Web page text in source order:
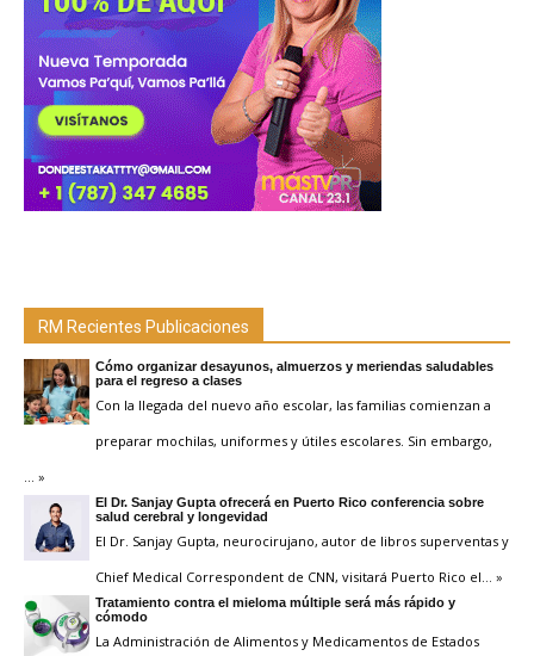
RM Recientes Publicaciones
Cómo organizar desayunos, almuerzos y meriendas saludables
para el regreso a clases
Con la llegada del nuevo año escolar, las familias comienzan a
preparar mochilas, uniformes y útiles escolares. Sin embargo,
… »
El Dr. Sanjay Gupta ofrecerá en Puerto Rico conferencia sobre
salud cerebral y longevidad
El Dr. Sanjay Gupta, neurocirujano, autor de libros superventas y
Chief Medical Correspondent de CNN, visitará Puerto Rico el … »
Tratamiento contra el mieloma múltiple será más rápido y
cómodo
La Administración de Alimentos y Medicamentos de Estados